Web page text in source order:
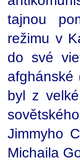
tajnou
režimu v
do své
afghánské
byl z
Jimmyho
Michaila